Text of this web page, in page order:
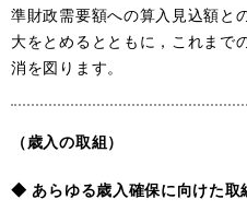
準財政需要額への算入見込額と
大をとめるとともに，これまで
消を図ります。
（歳入の取組）
◆ あらゆる歳入確保に向けた取